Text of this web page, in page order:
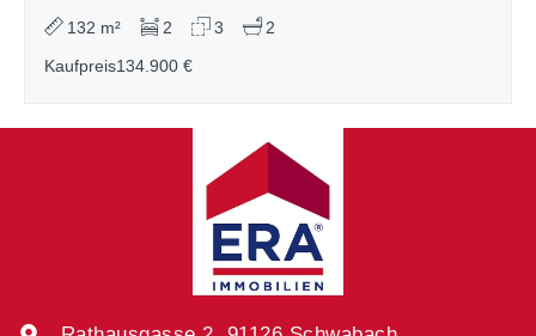
132 m² 2 3
2
Kaufpreis134.900 €